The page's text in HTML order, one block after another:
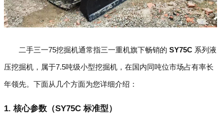
二手三一75挖掘机通常指三一重机旗下畅销的 SY75C 系列液
压挖掘机，属于7.5吨级小型挖掘机，在国内同吨位市场占有率长
年领先。下面从几个方面为您详细介绍：
1. 核心参数（SY75C 标准型）